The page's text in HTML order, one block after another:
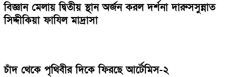
বিজ্ঞান মেলায় দ্বিতীয় স্থান অর্জন করল দর্শনা দারুসসুন্নাত
সিদ্দীকিয়া ফাযিল মাদ্রাসা
চাঁদ থেকে পৃথিবীর দিকে ফিরছে আর্টেমিস-২